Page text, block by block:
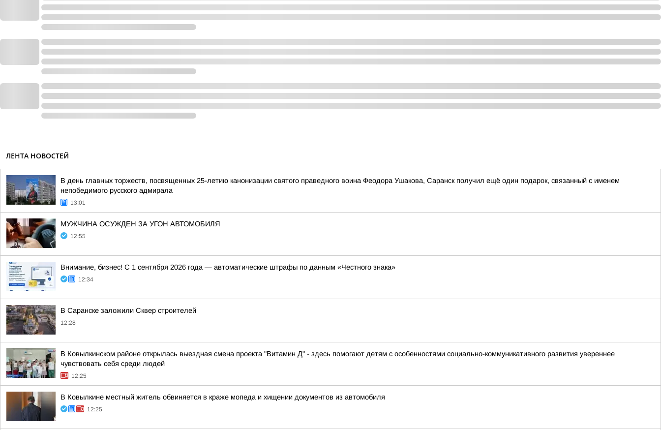
ЛЕНТА НОВОСТЕЙ
В день главных торжеств, посвященных 25-летию канонизации святого праведного воина Феодора Ушакова, Саранск получил ещё один подарок, связанный с именем
непобедимого русского адмирала
13:01
МУЖЧИНА ОСУЖДЕН ЗА УГОН АВТОМОБИЛЯ
12:55
Внимание, бизнес! С 1 сентября 2026 года — автоматические штрафы по данным «Честного знака»
12:34
В Саранске заложили Сквер строителей
12:28
В Ковылкинском районе открылась выездная смена проекта "Витамин Д" - здесь помогают детям с особенностями социально-коммуникативного развития увереннее
чувствовать себя среди людей
12:25
В Ковылкине местный житель обвиняется в краже мопеда и хищении документов из автомобиля
12:25